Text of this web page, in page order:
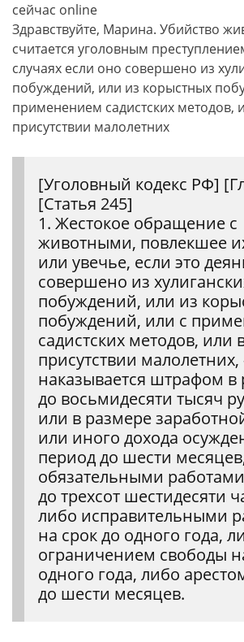
сейчас online
Здравствуйте, Марина. Убийство
считается уголовным
случаях если оно совершено из
побуждений, или из корыстных
применением садистских методов,
присутствии малолетних
[Уголовный кодекс РФ]
[Статья 245]
1. Жестокое обращение с
животными, повлекшее
или увечье, если это
совершено из
побуждений, или из
побуждений, или с
садистских методов, или
присутствии
наказывается штрафом в
до восьмидесяти тысяч
или в размере
или иного дохода
период до шести
обязательными
до трехсот шестидесяти
либо исправительными
на срок до одного года,
ограничением свободы
одного года, либо
до шести месяцев.